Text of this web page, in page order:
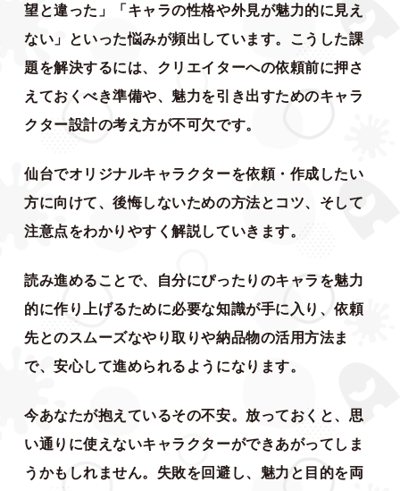
望と違った」「キャラの性格や外見が魅力的に見え
ない」といった悩みが頻出しています。こうした課
題を解決するには、クリエイターへの依頼前に押さ
えておくべき準備や、魅力を引き出すためのキャラ
クター設計の考え方が不可欠です。
仙台でオリジナルキャラクターを依頼・作成したい
方に向けて、後悔しないための方法とコツ、そして
注意点をわかりやすく解説していきます。
読み進めることで、自分にぴったりのキャラを魅力
的に作り上げるために必要な知識が手に入り、依頼
先とのスムーズなやり取りや納品物の活用方法ま
で、安心して進められるようになります。
今あなたが抱えているその不安。放っておくと、思
い通りに使えないキャラクターができあがってしま
うかもしれません。失敗を回避し、魅力と目的を両